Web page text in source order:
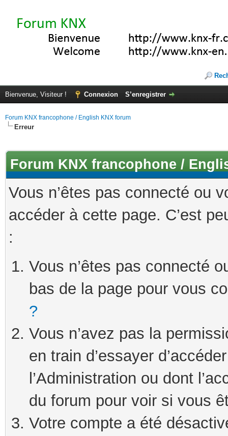
Bienvenue, Visiteur ! Connexion S’enregistrer
Forum KNX francophone / English KNX forum
Erreur
Forum KNX francophone /
Vous n’êtes pas connecté ou
accéder à cette page. C’est
:
Vous n’êtes pas connecté
bas de la page pour vous
?
Vous n’avez pas la
en train d’essayer
l’Administration ou dont
du forum pour voir si vous
Votre compte a été